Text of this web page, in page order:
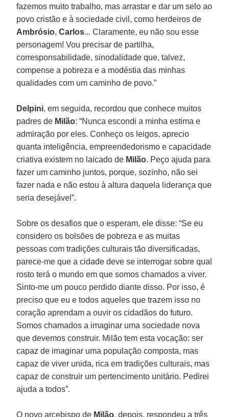
fazemos muito trabalho, mas arrastar e dar um selo ao
povo cristão e à sociedade civil, como herdeiros de
Ambrósio,Carlos... Claramente, eu não sou esse
personagem! Vou precisar de partilha,
corresponsabilidade, sinodalidade que, talvez,
compense a pobreza e a modéstia das minhas
qualidades com um caminho de povo.”
Delpini, em seguida, recordou que conhece muitos
padres de Milão: “Nunca escondi a minha estima e
admiração por eles. Conheço os leigos, aprecio
quanta inteligência, empreendedorismo e capacidade
criativa existem no laicado de Milão. Peço ajuda para
fazer um caminho juntos, porque, sozinho, não sei
fazer nada e não estou à altura daquela liderança que
seria desejável”.
Sobre os desafios que o esperam, ele disse: “Se eu
considero os bolsões de pobreza e as muitas
pessoas com tradições culturais tão diversificadas,
parece-me que a cidade deve se interrogar sobre qual
rosto terá o mundo em que somos chamados a viver.
Sinto-me um pouco perdido diante disso. Por isso, é
preciso que eu e todos aqueles que trazem isso no
coração aprendam a ouvir os cidadãos do futuro.
Somos chamados a imaginar uma sociedade nova
que devemos construir. Milão tem esta vocação: ser
capaz de imaginar uma população composta, mas
capaz de viver unida, rica em tradições culturais, mas
capaz de construir um pertencimento unitário. Pedirei
ajuda a todos”.
O novo arcebispo de Milão, depois, respondeu a três